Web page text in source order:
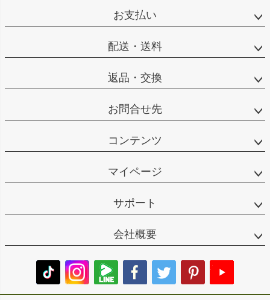
お支払い
配送・送料
返品・交換
お問合せ先
コンテンツ
マイページ
サポート
会社概要